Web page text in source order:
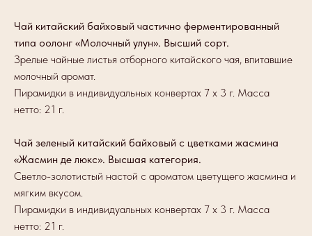
Чай китайский байховый частично ферментированный
типа оолонг «Молочный улун». Высший сорт.
Зрелые чайные листья отборного китайского чая, впитавшие
молочный аромат.
Пирамидки в индивидуальных конвертах 7 х 3 г. Масса
нетто: 21 г.
Чай зеленый китайский байховый с цветками жасмина
«Жасмин де люкс». Высшая категория.
Светло-золотистый настой с ароматом цветущего жасмина и
мягким вкусом.
Пирамидки в индивидуальных конвертах 7 х 3 г. Масса
нетто: 21 г.